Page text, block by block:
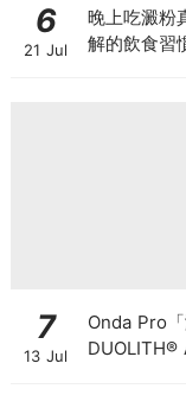
6
21 Jul
晚上吃澱粉
解的飲食習
7
13 Jul
Onda Pro
DUOLITH®